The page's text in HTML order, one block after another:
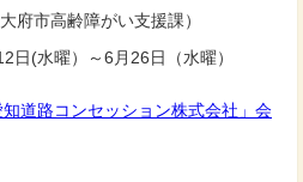
市高齢障がい支援課）
(水曜）～6月26日（水曜）
道路コンセッション株式会社」会